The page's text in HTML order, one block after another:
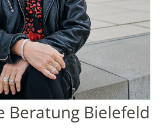
Beratung Bielefeld